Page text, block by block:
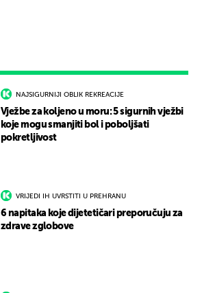
NAJSIGURNIJI OBLIK REKREACIJE
Vježbe za koljeno u moru: 5 sigurnih vježbi
koje mogu smanjiti bol i poboljšati
pokretljivost
VRIJEDI IH UVRSTITI U PREHRANU
6 napitaka koje dijetetičari preporučuju za
zdrave zglobove